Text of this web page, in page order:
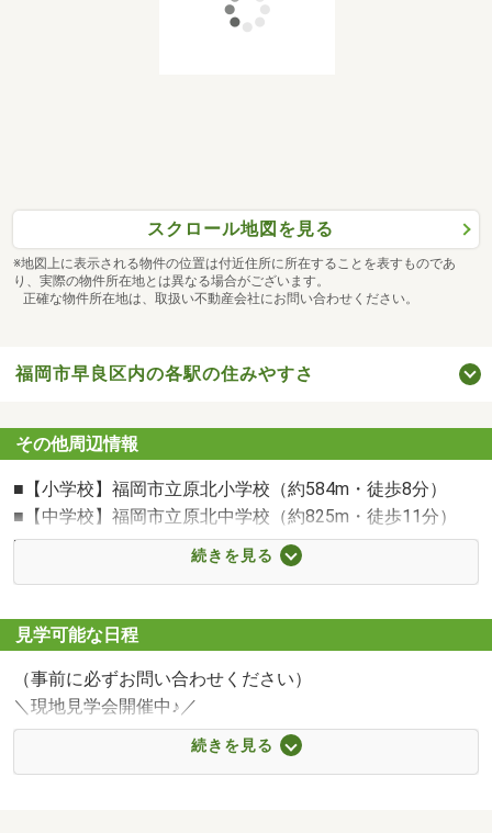
で、お気軽にご相談ください♪
どんな方でも分かりやすくご説明いたしますので、安心し
てご相談ください♪
ご自宅や最寄り駅までお迎えに伺います♪
ムーズにご案内いたします♪
■ ご案内内容はご希望に応じて◎
「見学だけ」「ご相談だけ」も大歓迎です♪
お仕事終わりなど、ご都合に合わせてご案内いたします♪
■所要時間の目安
☆物件見学：約30分～
☆資金計画・ローン相談：約30分～
＼まずはお気軽にお問い合わせください♪／
【事前予約制】→ お電話・LINEでも受付中♪
スクロール地図を見る
※地図上に表示される物件の位置は付近住所に所在することを表すものであ
り、実際の物件所在地とは異なる場合がございます。
正確な物件所在地は、取扱い不動産会社にお問い合わせください。
福岡市早良区内の各駅の住みやすさ
その他周辺情報
■【小学校】福岡市立原北小学校（約584m・徒歩8分）
■【中学校】福岡市立原北中学校（約825m・徒歩11分）
■【スーパー】サニー原店（約631m・徒歩8分）
■【その他環境】業務スーパー室見店（約146m・徒歩2
■【ドラッグストア】ディスカウントドラッグ コスモス 原
中央店（約912m・徒歩12分）
■【病院】高橋内科循環器科クリニック（約1057m・徒歩
14分）
■【銀行】福岡銀行原支店（約1055m・徒歩14分）
■【郵便局】福岡原五郵便局（約1059m・徒歩14分）
続きを見る
見学可能な日程
（事前に必ずお問い合わせください）
＼現地見学会開催中♪／
☆9：00～21：00 夜間・定休日もご都合に合わせて柔軟
続きを見る